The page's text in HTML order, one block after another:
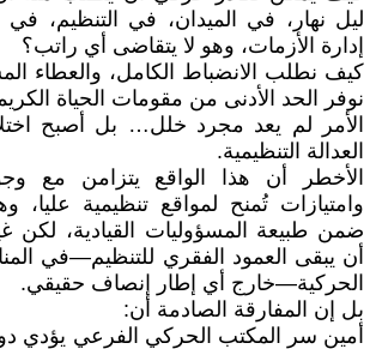
ليل نهار، في الميدان، في التنظيم، في
إدارة الأزمات، وهو لا يتقاضى أي راتب؟
كيف نطلب الانضباط الكامل، والعطاء
نوفر الحد الأدنى من مقومات الحياة
الأمر لم يعد مجرد خلل… بل أصبح
العدالة التنظيمية.
الأخطر أن هذا الواقع يتزامن مع
وامتيازات تُمنح لمواقع تنظيمية عليا،
ضمن طبيعة المسؤوليات القيادية، لكن
أن يبقى العمود الفقري للتنظيم—في
الحركية—خارج أي إطار إنصاف حقيقي.
بل إن المفارقة الصادمة أن:
أمين سر المكتب الحركي الفرعي يؤدي